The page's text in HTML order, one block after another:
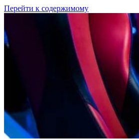
Перейти к содержимому